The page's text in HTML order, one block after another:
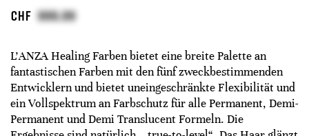
CHF
L'ANZA Healing Farben bietet eine breite Palette an
fantastischen Farben mit den fünf zweckbestimmenden
Entwicklern und bietet uneingeschränkte Flexibilität und
ein Vollspektrum an Farbschutz für alle Permanent, Demi-
Permanent und Demi Translucent Formeln. Die